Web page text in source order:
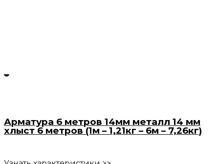
Арматура 6 метров 14мм металл 14 мм
хлыст 6 метров (1м – 1,21кг – 6м – 7,26кг)